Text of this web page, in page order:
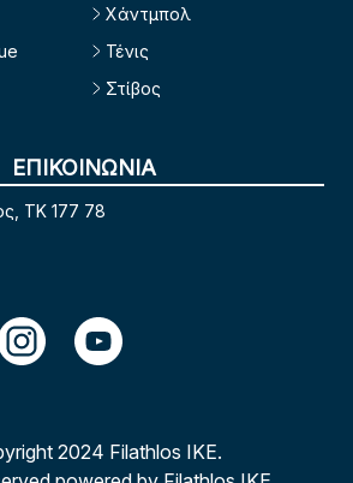
Χάντμπολ
Τένις
Στίβος
ΕΠΙΚΟΙΝΩΝΙΑ
TK 177 78
2024 Filathlos ΙΚΕ.